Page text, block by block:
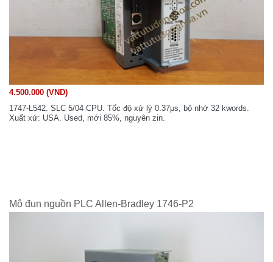
4.500.000 (VND)
1747-L542. SLC 5/04 CPU. Tốc độ xử lý 0.37μs, bộ nhớ 32 kwords.
Xuất xứ: USA. Used, mới 85%, nguyên zin.
Mô đun nguồn PLC Allen-Bradley 1746-P2